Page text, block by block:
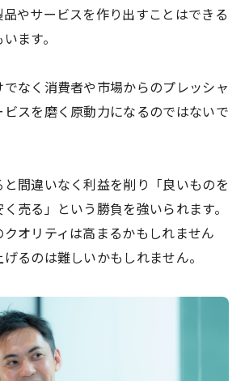
やサービスを作り出すことはできる
ます。
でなく消費者や市場からのプレッシャ
スを磨く原動力になるのではないで
と間違いなく利益を削り「良いものを
く売る」という勝負を強いられます。
オリティは高まるかもしれません
るのは難しいかもしれません。